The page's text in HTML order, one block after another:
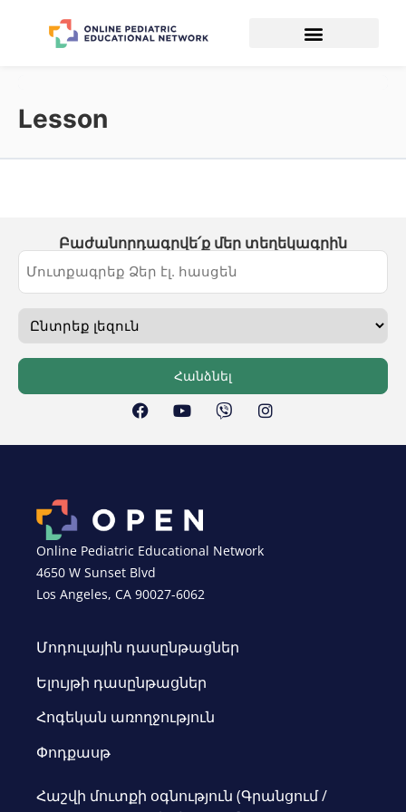
Lesson
Բաժանորդագրվե՛ք մեր տեղեկագրին
Հանձնել
Online Pediatric Educational Network
4650 W Sunset Blvd
Los Angeles, CA 90027-6062
Մոդուլային դասընթացներ
Ելույթի դասընթացներ
Հոգեկան առողջություն
Փոդքասթ
Հաշվի մուտքի օգնություն (Գրանցում /